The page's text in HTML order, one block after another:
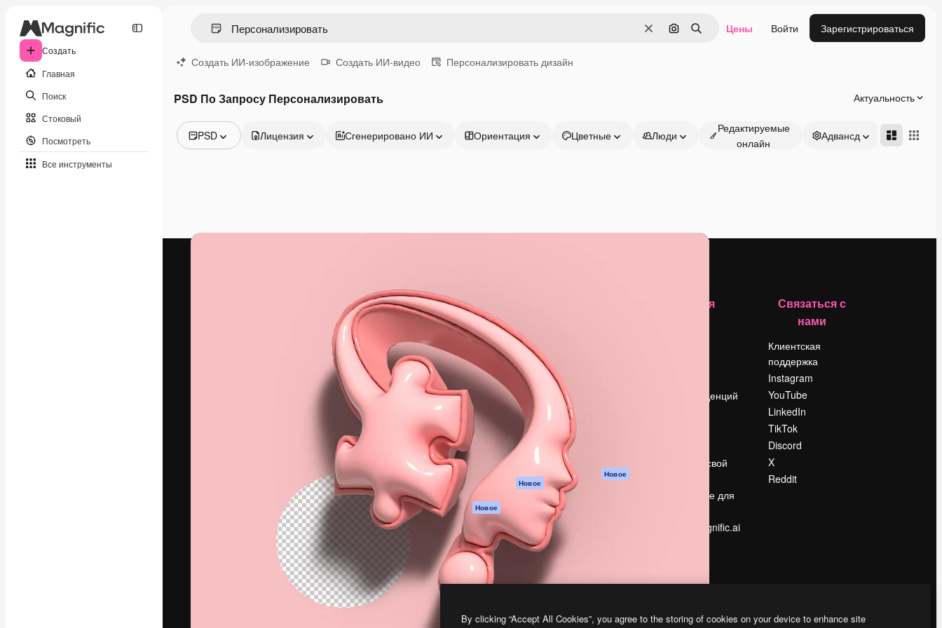
Создать
Главная
Поиск
Стоковый
Посмотреть
Все инструменты
ОчиститьПоиск по изображению
Поиск Цены Войти Зарегистрироваться
Создать ИИ-изображение Создать ИИ-видео Персонализировать дизайн
PSD По Запросу Персонализировать Актуальность
PSD
Видео
Лицензия Сгенерировано ИИ Ориентация Цветные Люди
Редактируемые
онлайн
Адвансд
Креативная платформа для создания
ваших лучших работ. Более 1 миллиона
подписчиков среди креаторов,
предприятий, агентств и студий.
Продукция
Spaces
ИИ-помощник
Генератор
изображений ИИ
Генератор видео
ИИ
Генератор голоса
на основе ИИ
Стоковый контент
MCP для
Claude/ChatGPT
Новое
Агенты Новое
API
Мобильное
приложение
Все инструменты
Magnific
Пакету ИИ
Служба
поддержки
Условия и
положения
Политика
конфиденциальности
Оригиналы
Новое
Политика файлов
cookie
Центр доверия
Партнеры
Предприятие
Компания
Поиск тенденций
Продайте свой
Помещение для
Ищете magnific.ai
Связаться с
нами
Клиентская
поддержка
Instagram
YouTube
LinkedIn
TikTok
Discord
X
Reddit
By clicking “Accept All Cookies”, you agree to the storing of cookies on your device to enhance site